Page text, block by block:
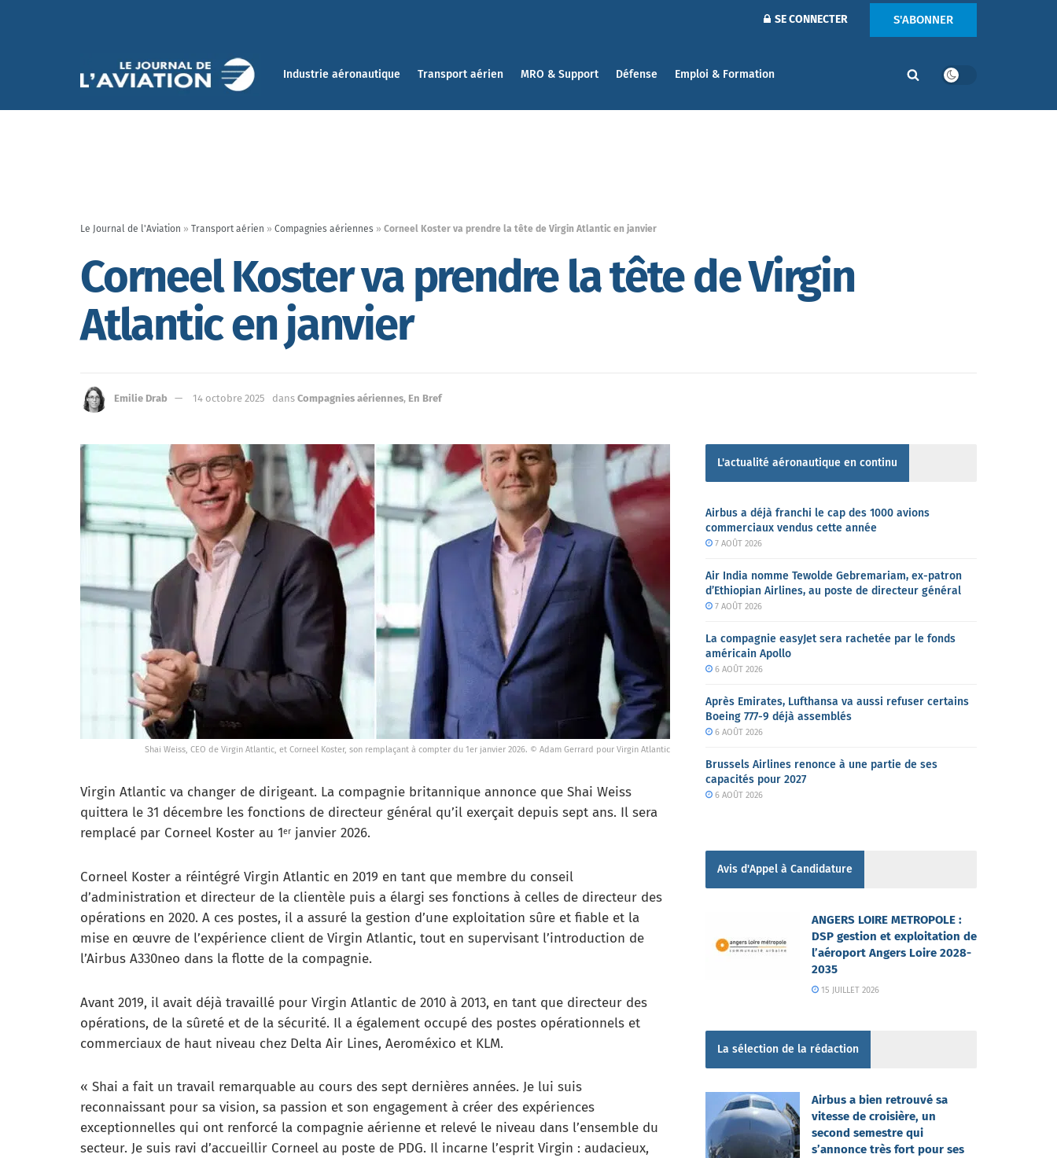
SE CONNECTER S'ABONNER
Industrie aéronautique Transport aérien MRO & Support Défense Emploi & Formation
Le Journal de l'Aviation » Transport aérien » Compagnies aériennes » Corneel Koster va prendre la tête de Virgin Atlantic en janvier
Corneel Koster va prendre la tête de Virgin
Atlantic en janvier
Emilie Drab 14 octobre 2025 dans Compagnies aériennes, En Bref
Shai Weiss, CEO de Virgin Atlantic, et Corneel Koster, son remplaçant à compter du 1er janvier 2026. © Adam Gerrard pour Virgin Atlantic
Virgin Atlantic va changer de dirigeant. La compagnie britannique annonce que Shai Weiss
quittera le 31 décembre les fonctions de directeur général qu’il exerçait depuis sept ans. Il sera
remplacé par Corneel Koster au 1er janvier 2026.
Corneel Koster a réintégré Virgin Atlantic en 2019 en tant que membre du conseil
d’administration et directeur de la clientèle puis a élargi ses fonctions à celles de directeur des
opérations en 2020. A ces postes, il a assuré la gestion d’une exploitation sûre et fiable et la
mise en œuvre de l’expérience client de Virgin Atlantic, tout en supervisant l’introduction de
l’Airbus A330neo dans la flotte de la compagnie.
Avant 2019, il avait déjà travaillé pour Virgin Atlantic de 2010 à 2013, en tant que directeur des
opérations, de la sûreté et de la sécurité. Il a également occupé des postes opérationnels et
commerciaux de haut niveau chez Delta Air Lines, Aeroméxico et KLM.
« Shai a fait un travail remarquable au cours des sept dernières années. Je lui suis
reconnaissant pour sa vision, sa passion et son engagement à créer des expériences
exceptionnelles qui ont renforcé la compagnie aérienne et relevé le niveau dans l’ensemble du
secteur. Je suis ravi d’accueillir Corneel au poste de PDG. Il incarne l’esprit Virgin : audacieux,
L'actualité aéronautique en continu
Airbus a déjà franchi le cap des 1000 avions
commerciaux vendus cette année
7 AOÛT 2026
Air India nomme Tewolde Gebremariam, ex-patron
d’Ethiopian Airlines, au poste de directeur général
7 AOÛT 2026
La compagnie easyJet sera rachetée par le fonds
américain Apollo
6 AOÛT 2026
Après Emirates, Lufthansa va aussi refuser certains
Boeing 777-9 déjà assemblés
6 AOÛT 2026
Brussels Airlines renonce à une partie de ses
capacités pour 2027
6 AOÛT 2026
Avis d'Appel à Candidature
ANGERS LOIRE METROPOLE :
DSP gestion et exploitation de
l’aéroport Angers Loire 2028-
2035
15 JUILLET 2026
La sélection de la rédaction
Airbus a bien retrouvé sa
vitesse de croisière, un
second semestre qui
s’annonce très fort pour ses